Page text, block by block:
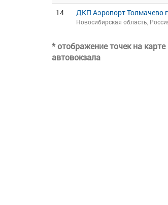
14 ДКП Аэропорт Толмачево
Новосибирская область,
* отображение точек на
автовокзала